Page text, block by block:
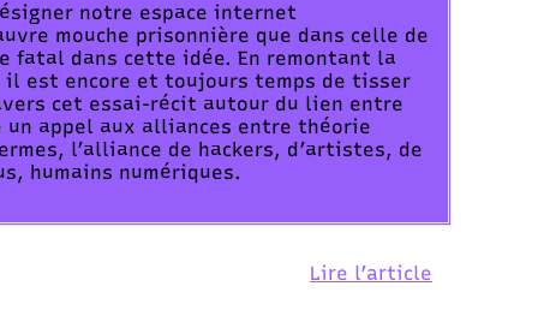
notre espace internet
mouche prisonnière que dans celle de
fatal dans cette idée. En remontant la
il est encore et toujours temps de tisser
cet essai-récit autour du lien entre
appel aux alliances entre théorie
l’alliance de hackers, d’artistes, de
humains numériques.
Lire l’article